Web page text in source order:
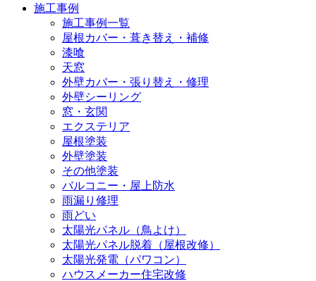
施工事例
施工事例一覧
屋根カバー・葺き替え・補修
漆喰
天窓
外壁カバー・張り替え・修理
外壁シーリング
窓・玄関
エクステリア
屋根塗装
外壁塗装
その他塗装
バルコニー・屋上防水
雨漏り修理
雨どい
太陽光パネル（鳥よけ）
太陽光パネル脱着（屋根改修）
太陽光発電（パワコン）
ハウスメーカー住宅改修